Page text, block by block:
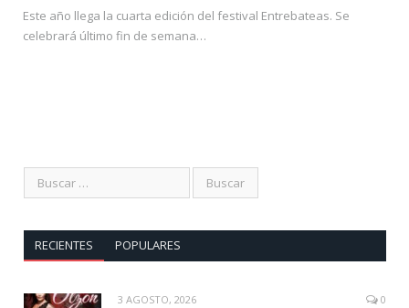
Este año llega la cuarta edición del festival Entrebateas. Se
celebrará último fin de semana…
RECIENTES POPULARES
3 AGOSTO, 2026 0